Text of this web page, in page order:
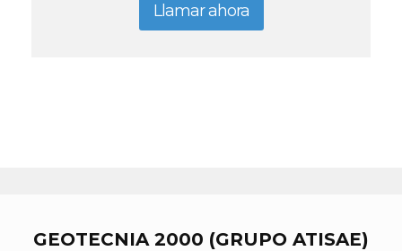
Llamar ahora
GEOTECNIA 2000 (GRUPO ATISAE)